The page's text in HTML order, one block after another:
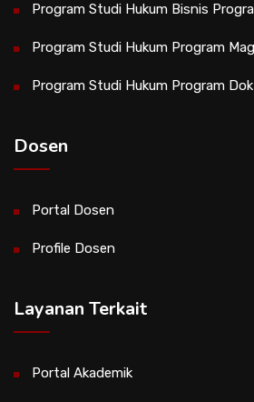
Program Studi Hukum Bisnis
Program Studi Hukum Program
Program Studi Hukum Program
Dosen
Portal Dosen
Profile Dosen
Layanan Terkait
Portal Akademik